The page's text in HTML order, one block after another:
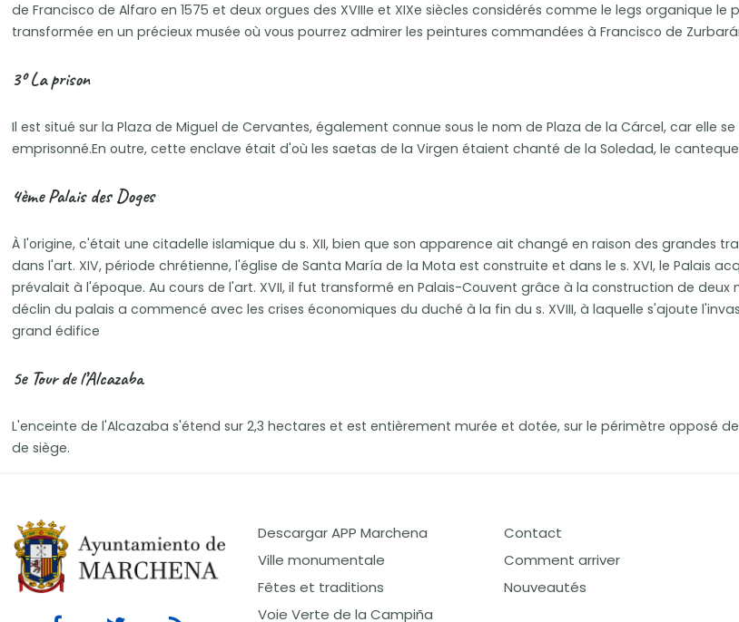
de Francisco de Alfaro en 1575 et deux orgues des XVIIIe et XIXe siècles considérés comme le legs organique
transformée en un précieux musée où vous pourrez admirer les peintures commandées à Francisco de
3º La prison
Il est situé sur la Plaza de Miguel de Cervantes, également connue sous le nom de Plaza de la Cárcel, car elle
emprisonné.En outre, cette enclave était d'où les saetas de la Virgen étaient chanté de la Soledad, le
4ème Palais des Doges
À l'origine, c'était une citadelle islamique du s. XII, bien que son apparence ait changé en raison des grandes
dans l'art. XIV, période chrétienne, l'église de Santa María de la Mota est construite et dans le s. XVI, le Palais
prévalait à l'époque. Au cours de l'art. XVII, il fut transformé en Palais-Couvent grâce à la construction de
déclin du palais a commencé avec les crises économiques du duché à la fin du s. XVIII, à laquelle s'ajoute
grand édifice
5e Tour de l’Alcazaba
L'enceinte de l'Alcazaba s'étend sur 2,3 hectares et est entièrement murée et dotée, sur le périmètre
de siège.
Descargar APP Marchena
Ville monumentale
Fêtes et traditions
Voie Verte de la Campiña
Contact
Comment arriver
Nouveautés